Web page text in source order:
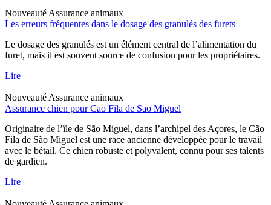
Nouveauté Assurance animaux
Les erreurs fréquentes dans le dosage des granulés des furets
Le dosage des granulés est un élément central de l’alimentation du
furet, mais il est souvent source de confusion pour les propriétaires.
Lire
Nouveauté Assurance animaux
Assurance chien pour Cao Fila de Sao Miguel
Originaire de l’île de São Miguel, dans l’archipel des Açores, le Cão
Fila de São Miguel est une race ancienne développée pour le travail
avec le bétail. Ce chien robuste et polyvalent, connu pour ses talents
de gardien.
Lire